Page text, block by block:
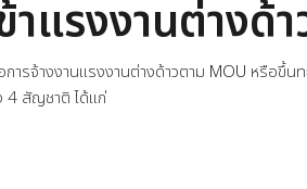
าแรงงานต่างด้
การจ้างงานแรงงานต่างด้าวตาม MOU หรือขึ้น
4 สัญชาติ ได้แก่